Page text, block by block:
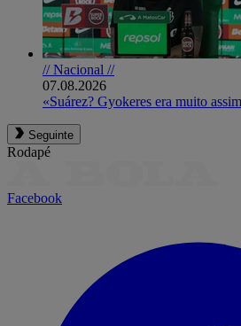
// Nacional //
07.08.2026
«Suárez? Gyokeres era muito
Seguinte
Rodapé
Facebook